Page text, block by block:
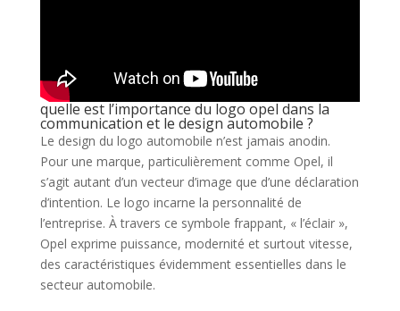
quelle est l’importance du logo opel dans la
communication et le design automobile ?
Le design du logo automobile n’est jamais anodin.
Pour une marque, particulièrement comme Opel, il
s’agit autant d’un vecteur d’image que d’une déclaration
d’intention. Le logo incarne la personnalité de
l’entreprise. À travers ce symbole frappant, « l’éclair »,
Opel exprime puissance, modernité et surtout vitesse,
des caractéristiques évidemment essentielles dans le
secteur automobile.